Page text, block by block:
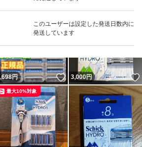
このユーザーは設定した発送日数内に
発送しています
いいね！
1,860
いね！
円 いいね！
3,000円
最大10%対象